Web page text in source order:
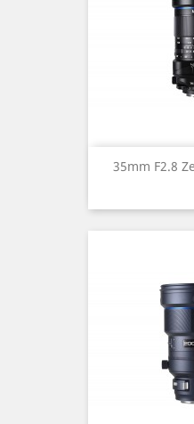
35mm F2.8